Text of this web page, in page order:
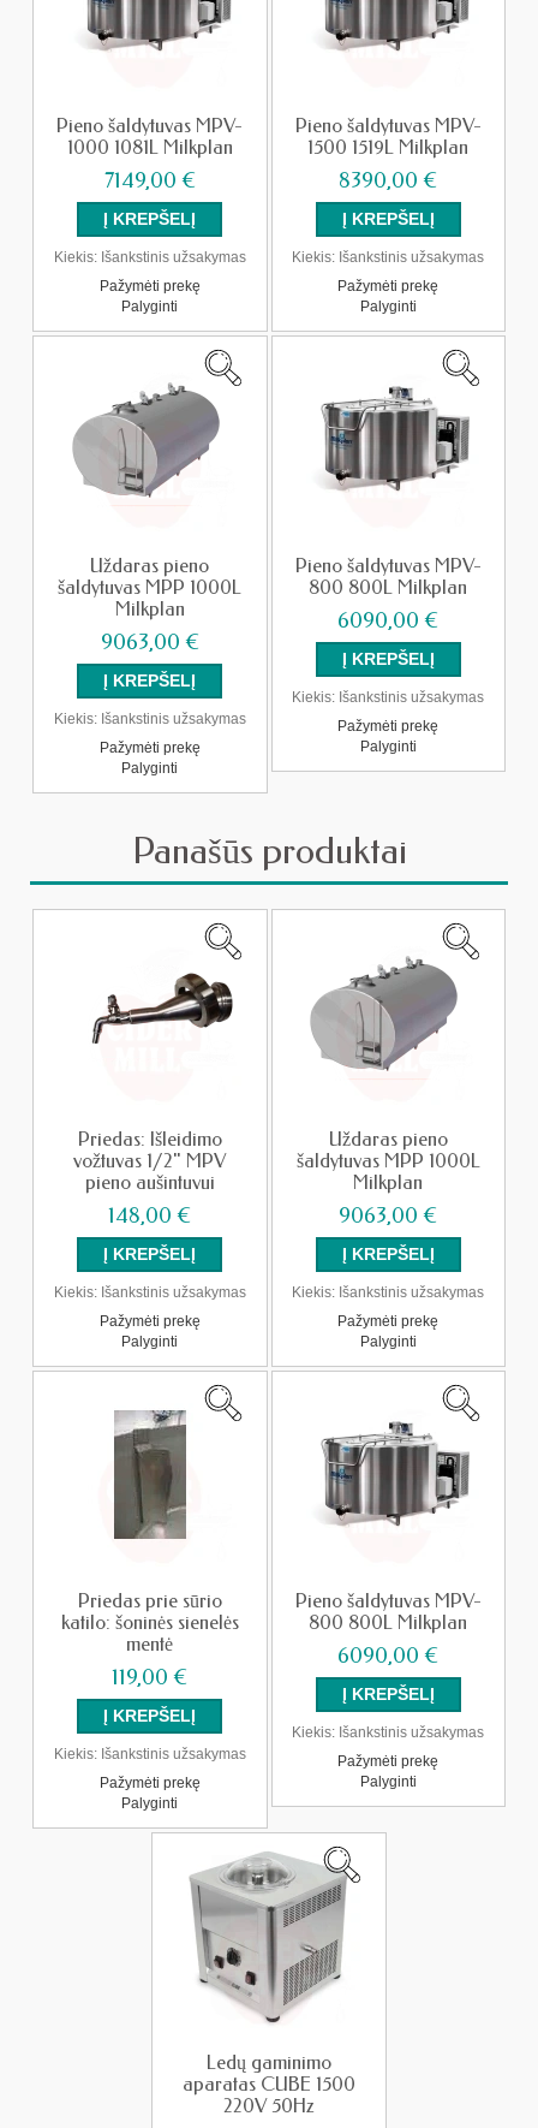
Pieno šaldytuvas MPV-
1000 1081L Milkplan
7149,00 €
Kiekis: Išankstinis užsakymas
Pažymėti prekę
Palyginti
Pieno šaldytuvas MPV-
1500 1519L Milkplan
8390,00 €
Kiekis: Išankstinis užsakymas
Pažymėti prekę
Palyginti
Uždaras pieno
šaldytuvas MPP 1000L
Milkplan
9063,00 €
Kiekis: Išankstinis užsakymas
Pažymėti prekę
Palyginti
Pieno šaldytuvas MPV-
800 800L Milkplan
6090,00 €
Kiekis: Išankstinis užsakymas
Pažymėti prekę
Palyginti
Panašūs produktai
Priedas: Išleidimo
vožtuvas 1/2" MPV
pieno aušintuvui
148,00 €
Kiekis: Išankstinis užsakymas
Pažymėti prekę
Palyginti
Uždaras pieno
šaldytuvas MPP 1000L
Milkplan
9063,00 €
Kiekis: Išankstinis užsakymas
Pažymėti prekę
Palyginti
Priedas prie sūrio
katilo: šoninės sienelės
mentė
119,00 €
Kiekis: Išankstinis užsakymas
Pažymėti prekę
Palyginti
Pieno šaldytuvas MPV-
800 800L Milkplan
6090,00 €
Kiekis: Išankstinis užsakymas
Pažymėti prekę
Palyginti
Ledų gaminimo
aparatas CUBE 1500
220V 50Hz